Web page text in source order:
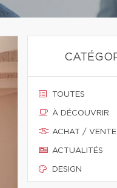
TOUTES
À DÉCOUVRIR
ACHAT / VENTE
ACTUALITÉS
DESIGN